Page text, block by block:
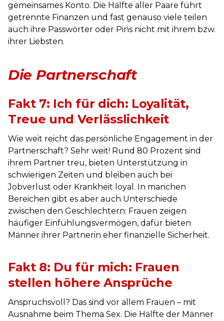
gemeinsames Konto. Die Hälfte aller Paare führt
getrennte Finanzen und fast genauso viele teilen
auch ihre Passwörter oder Pins nicht mit ihrem bzw.
ihrer Liebsten.
Die Partnerschaft
Fakt 7: Ich für dich: Loyalität,
Treue und Verlässlichkeit
Wie weit reicht das persönliche Engagement in der
Partnerschaft? Sehr weit! Rund 80 Prozent sind
ihrem Partner treu, bieten Unterstützung in
schwierigen Zeiten und bleiben auch bei
Jobverlust oder Krankheit loyal. In manchen
Bereichen gibt es aber auch Unterschiede
zwischen den Geschlechtern: Frauen zeigen
häufiger Einfühlungsvermögen, dafür bieten
Männer ihrer Partnerin eher finanzielle Sicherheit.
Fakt 8: Du für mich: Frauen
stellen höhere Ansprüche
Anspruchsvoll? Das sind vor allem Frauen – mit
Ausnahme beim Thema Sex. Die Hälfte der Männer